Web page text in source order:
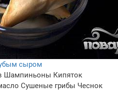
сыром
Шампиньоны Кипяток
Сушеные грибы Чеснок